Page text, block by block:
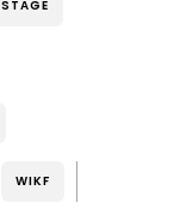
STAGE
WIKF